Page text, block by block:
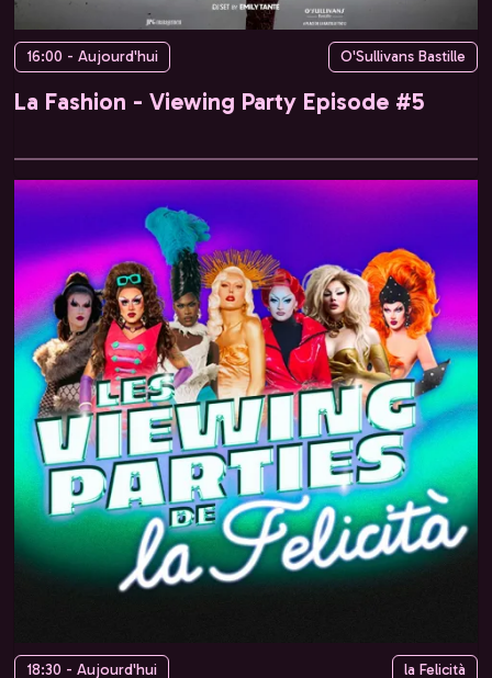
16:00 - Aujourd'hui O'Sullivans Bastille
La Fashion - Viewing Party Episode #5
18:30 - Aujourd'hui la Felicità